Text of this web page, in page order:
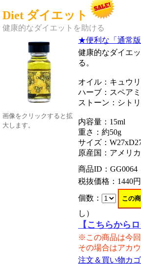
Diet ダイエット
健康的なダイエットを助ける
画像をクリックすると拡
大します。
★便利な「通常
健康的なダイエ
る。
オイル：キュウ
ハーブ：スペア
ストーン：シト
内容量：15ml
重さ：約50g
サイズ：
原産国：アメリカ
商品ID：GG0064
税抜価格： 1440円
個数：
し）
【こちらから
※この商品は今
その場合はアカ
注文＆買い物カ